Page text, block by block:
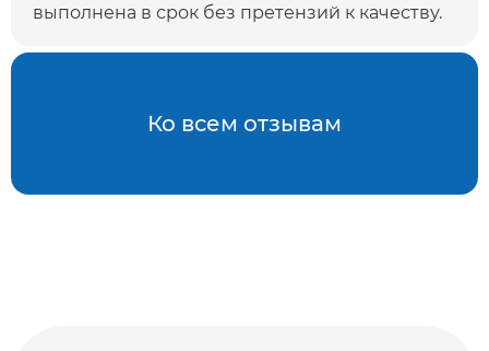
выполнена в срок без претензий к качеству.
Ко всем отзывам